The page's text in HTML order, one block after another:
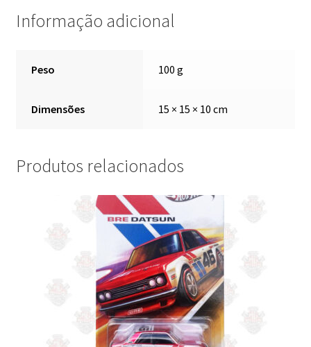
Informação adicional
Peso 100 g
Dimensões 15 × 15 × 10 cm
Produtos relacionados